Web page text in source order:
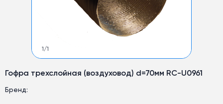
1 /1
Гофра трехслойная (воздуховод) d=70мм RC-U0961
Бренд: